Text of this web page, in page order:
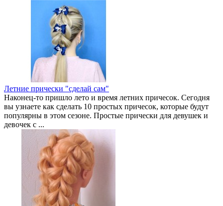
Летние прически "сделай сам"
Наконец-то пришло лето и время летних причесок. Сегодня
вы узнаете как сделать 10 простых причесок, которые будут
популярны в этом сезоне. Простые прически для девушек и
девочек с ...